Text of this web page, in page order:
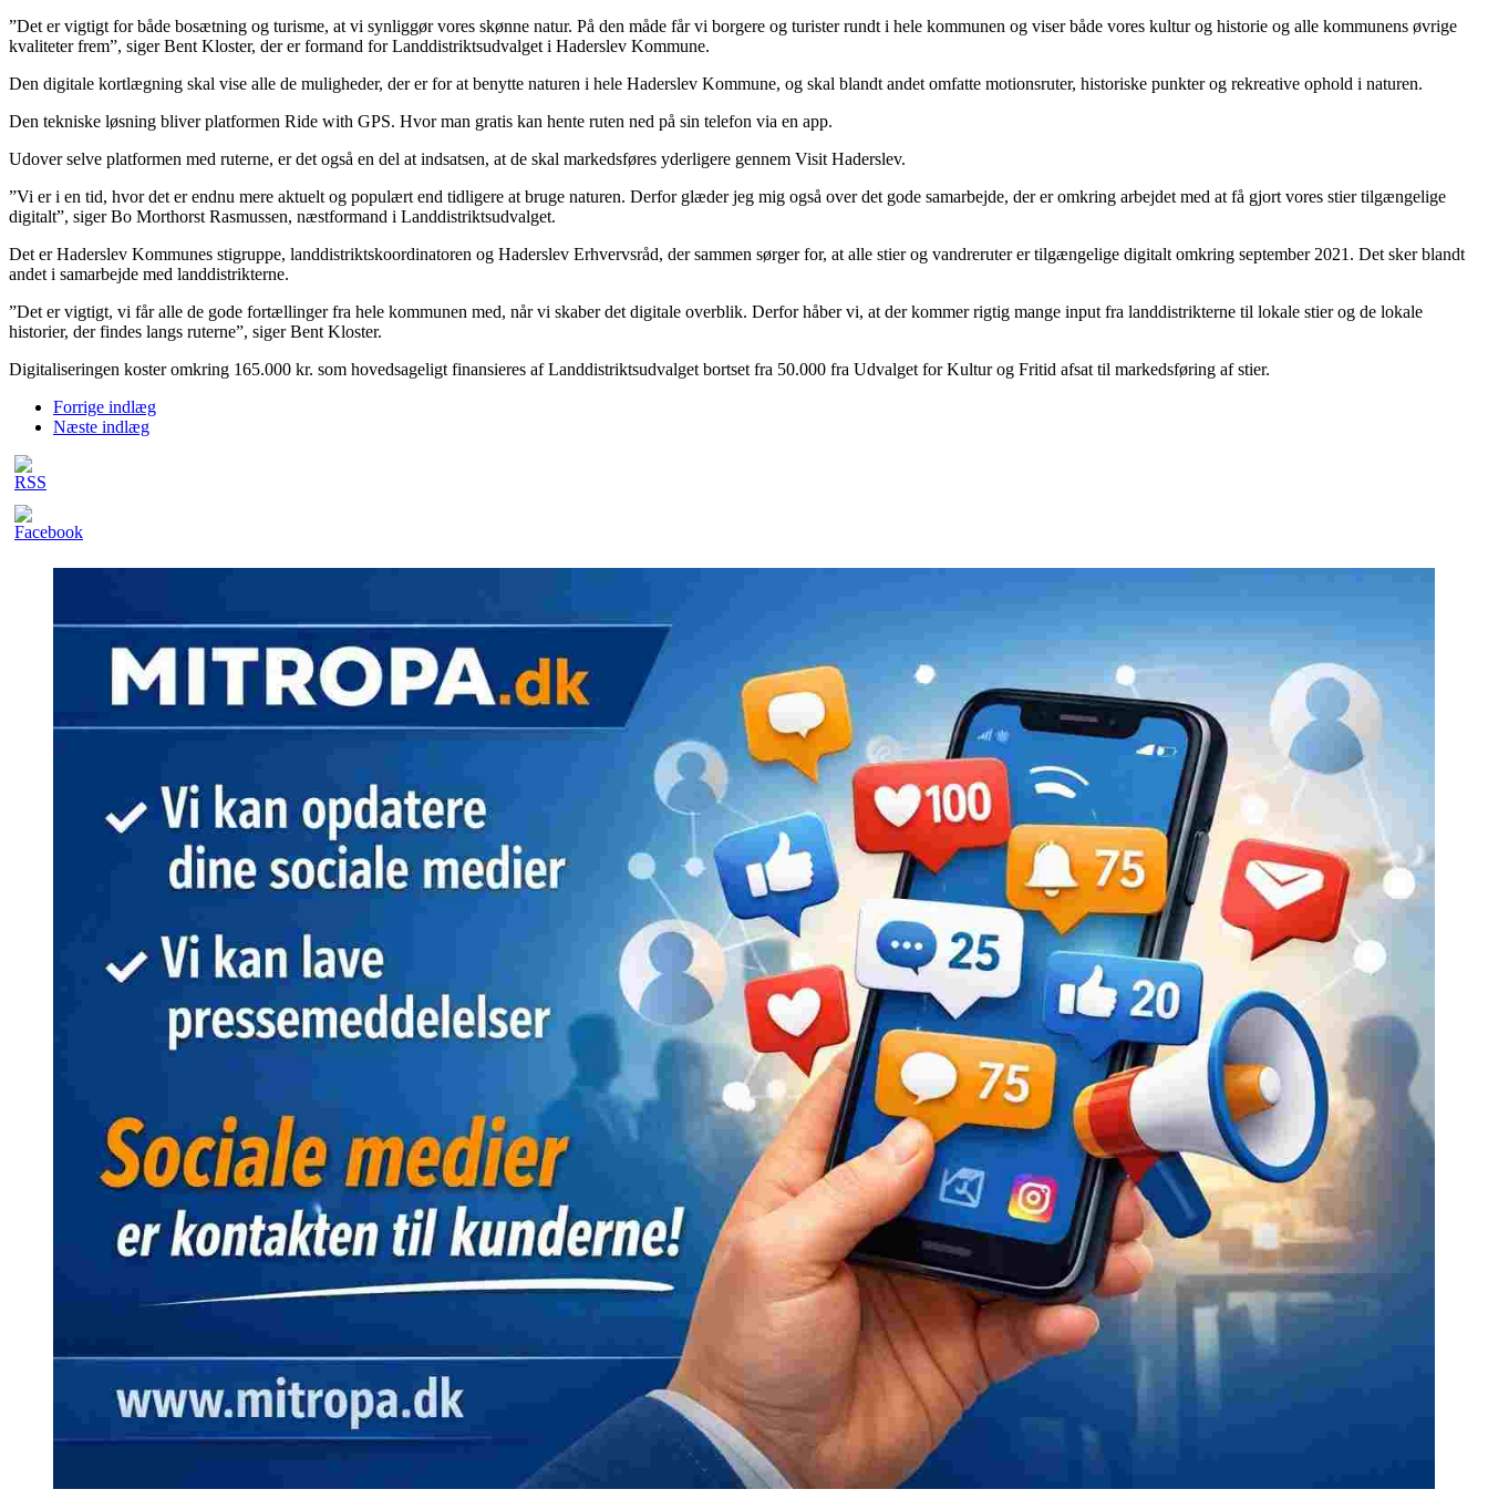
”Det er vigtigt for både bosætning og turisme, at vi synliggør vores skønne natur. På den måde får vi borgere og turister rundt i hele kommunen og viser både vores kultur og historie og alle kommunens øvrige
kvaliteter frem”, siger Bent Kloster, der er formand for Landdistriktsudvalget i Haderslev Kommune.
Den digitale kortlægning skal vise alle de muligheder, der er for at benytte naturen i hele Haderslev Kommune, og skal blandt andet omfatte motionsruter, historiske punkter og rekreative ophold i naturen.
Den tekniske løsning bliver platformen Ride with GPS. Hvor man gratis kan hente ruten ned på sin telefon via en app.
Udover selve platformen med ruterne, er det også en del at indsatsen, at de skal markedsføres yderligere gennem Visit Haderslev.
”Vi er i en tid, hvor det er endnu mere aktuelt og populært end tidligere at bruge naturen. Derfor glæder jeg mig også over det gode samarbejde, der er omkring arbejdet med at få gjort vores stier tilgængelige
digitalt”, siger Bo Morthorst Rasmussen, næstformand i Landdistriktsudvalget.
Det er Haderslev Kommunes stigruppe, landdistriktskoordinatoren og Haderslev Erhvervsråd, der sammen sørger for, at alle stier og vandreruter er tilgængelige digitalt omkring september 2021. Det sker blandt
andet i samarbejde med landdistrikterne.
”Det er vigtigt, vi får alle de gode fortællinger fra hele kommunen med, når vi skaber det digitale overblik. Derfor håber vi, at der kommer rigtig mange input fra landdistrikterne til lokale stier og de lokale
historier, der findes langs ruterne”, siger Bent Kloster.
Digitaliseringen koster omkring 165.000 kr. som hovedsageligt finansieres af Landdistriktsudvalget bortset fra 50.000 fra Udvalget for Kultur og Fritid afsat til markedsføring af stier.
Forrige indlæg
Næste indlæg